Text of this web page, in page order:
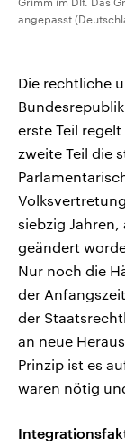
angepasst
Die rechtliche
erste Teil
zweite Teil die
siebzig
geändert
Nur noch die
der
der
an neue
Prinzip ist es
waren nötig